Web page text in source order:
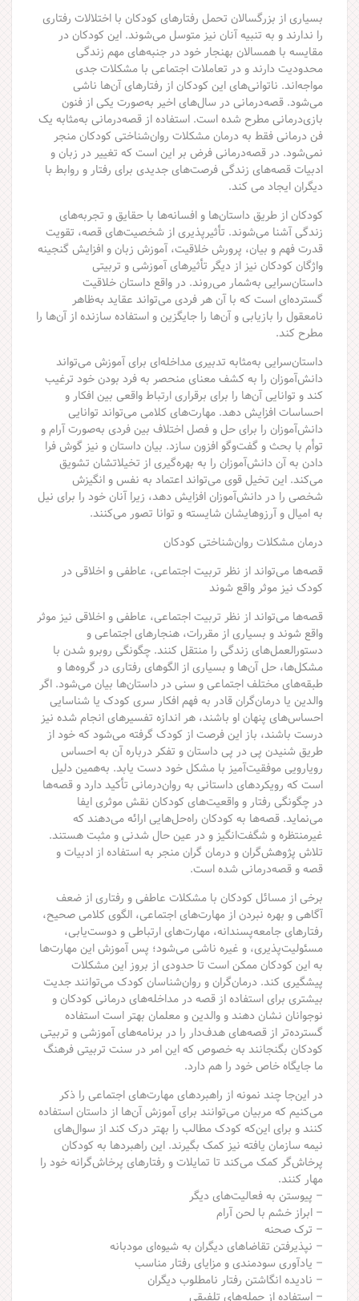
بسیاری از بزرگسالان تحمل رفتارهای کودکان با اختلالات رفتاری
را ندارند و به تنبیه آنان نیز متوسل می‌شوند. این کودکان در
مقایسه با همسالان بهنجار خود در جنبه‌های مهم زندگی
محدودیت دارند و در تعاملات اجتماعی با مشکلات جدی
مواجه‌اند. ناتوانی‌های این کودکان از رفتارهای آن‌ها ناشی
می‌شود. قصه‌درمانی در سال‌های اخیر به‌صورت یکی از فنون
بازی‌درمانی مطرح شده است. استفاده از قصه‌درمانی به‌مثابه یک
فن درمانی فقط به درمان مشکلات روان‌شناختی کودکان منجر
نمی‌شود. در قصه‌درمانی فرض بر این است که تغییر در زبان و
ادبیات قصه‌های زندگی فرصت‌های جدیدی برای رفتار و روابط با
دیگران ایجاد می کند.
کودکان از طریق داستان‌ها و افسانه‌ها با حقایق و تجربه‌های
زندگی آشنا می‌‌شوند. تأثیرپذیری از شخصیت‌های قصه، تقویت
قدرت فهم و بیان، پرورش خلاقیت، آموزش زبان و افزایش گنجینه
واژگان کودکان نیز از دیگر تأثیرهای آموزشی و تربیتی
داستان‌سرایی به‌‌شمار می‌روند. در واقع داستان خلاقیت
گسترده‌ای است که با آن هر فردی می‌تواند عقاید به‌ظاهر
نامعقول را بازیابی و آن‌ها را جایگزین و استفاده سازنده از آن‌ها را
مطرح کند.
داستان‌سرایی به‌مثابه تدبیری مداخله‌ای برای آموزش می‌تواند
دانش‌آموزان را به کشف معنای منحصر به فرد بودن خود ترغیب
کند و توانایی آن‌ها را برای برقراری ارتباط واقعی بین افکار و
احساسات افزایش دهد. مهارت‌های کلامی می‌تواند توانایی
دانش‌آموزان را برای حل و فصل اختلاف بین فردی به‌صورت آرام و
توأم با بحث و گفت‌و‌گو افزون سازد. بیان داستان و نیز گوش فرا
دادن به آن دانش‌آموزان را به بهره‌گیری از تخیلاتشان تشویق
می‌کند. این تخیل قوی می‌تواند اعتماد به نفس و انگیزش
شخصی را در دانش‌آموزان افزایش دهد، زیرا آنان خود را برای نیل
به امیال و آرزوهایشان شایسته و توانا تصور می‌کنند.
درمان مشکلات روان‌شناختی کودکان
قصه‌ها می‌تواند از نظر تربیت اجتماعی، عاطفی و اخلاقی در
کودک نیز موثر واقع شوند
قصه‌ها می‌تواند از نظر تربیت اجتماعی، عاطفی و اخلاقی نیز موثر
واقع شوند و بسیاری از مقررات، هنجارهای اجتماعی و
دستورالعمل‌های زندگی را منتقل کنند. چگونگی روبرو شدن با
مشکل‌ها، حل آن‌‌ها و بسیاری از الگوهای رفتاری در گروه‌ها و
طبقه‌های مختلف اجتماعی و سنی در داستان‌ها بیان می‌شود. اگر
والدین یا درمان‌گران قادر به فهم افکار سری کودک یا شناسایی
احساس‌های پنهان او باشند، هر اندازه تفسیرهای انجام شده نیز
درست باشند، باز این فرصت از کودک گرفته می‌شود که خود از
طریق شنیدن پی در پی داستان و تفکر درباره آن به احساس
رویارویی موفقیت‌آمیز با مشکل خود دست یابد. به‌همین دلیل
است که رویکردهای داستانی به روان‌درمانی تأکید دارد و قصه‌ها
در چگونگی رفتار و واقعیت‌های کودکان نقش موثری ایفا
می‌نماید. قصه‌ها به کودکان راه‌حل‌هایی ارائه می‌دهند که
غیرمنتظره و شگفت‌انگیز و در عین حال شدنی و مثبت هستند.
تلاش پژوهش‌گران و درمان گران منجر به استفاده از ادبیات و
قصه و قصه‌درمانی شده است.
برخی از مسائل کودکان با مشکلات عاطفی و رفتاری از ضعف
آگاهی و بهره نبردن از مهارت‌های اجتماعی، الگوی کلامی صحیح،
رفتارهای جامعه‌پسندانه، مهارت‌های ارتباطی و دوست‌یابی،
مسئولیت‌پذیری، و غیره ناشی می‌شود؛ پس آموزش این مهارت‌ها
به این کودکان ممکن است تا حدودی از بروز این مشکلات
پیشگیری کند. درمان‌گران و روان‌شناسان کودک می‌توانند جدیت
بیشتری برای استفاده از قصه در مداخله‌های درمانی کودکان و
نوجوانان نشان دهند و والدین و معلمان بهتر است استفاده
گسترده‌تر از قصه‌های هدف‌دار را در برنامه‌های آموزشی و تربیتی
کودکان بگنجانند به خصوص که این امر در سنت تربیتی فرهنگ
ما جایگاه خاص خود را هم دارد.
در این‌جا چند نمونه از راهبردهای مهارت‌های اجتماعی را ذکر
می‌کنیم که مربیان می‌توانند برای آموزش آن‌ها از داستان استفاده
کنند و برای این‌که کودک مطالب را بهتر درک کند از سوال‌های
نیمه سازمان یافته نیز کمک بگیرند. این راهبردها به کودکان
پرخاش‌گر کمک می‌کند تا تمایلات و رفتارهای پرخاش‌گرانه خود را
مهار کنند.
– پیوستن به فعالیت‌های دیگر
– ابراز خشم با لحن آرام
– ترک صحنه
– نپذیرفتن تقاضاهای دیگران به شیوه‌ای مودبانه
– یادآوری سودمندی و مزایای رفتار مناسب
– نادیده انگاشتن رفتار نامطلوب دیگران